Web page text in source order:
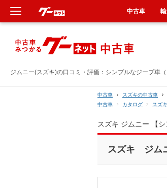
ジムニー(スズキ)の口コミ・評価：シンプルなジープ車（
中古車 スズキの中古車
中古車
カタログ スズ
スズキ ジムニー 【
スズキ ジム
中古車
新車
中古車